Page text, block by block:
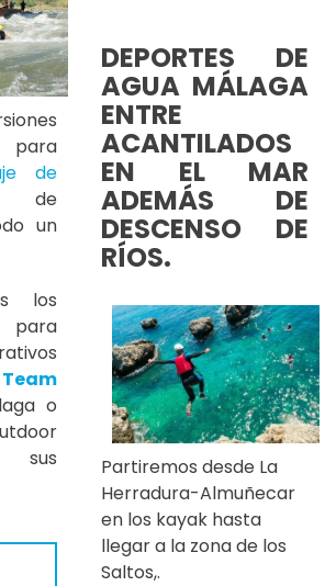
de
de
un
los
Team
o
sus
DEPORTES DE
AGUA MÁLAGA
ENTRE
ACANTILADOS
EN EL MAR
ADEMÁS DE
DESCENSO DE
RÍOS.
Partiremos desde La
Herradura-Almuñecar
en los kayak hasta
llegar a la zona de los
Saltos,.